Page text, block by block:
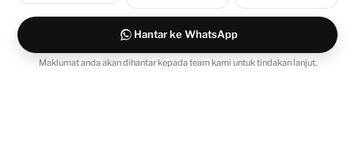
Hantar ke WhatsApp
Maklumat anda akan dihantar kepada team kami untuk tindakan lanjut.